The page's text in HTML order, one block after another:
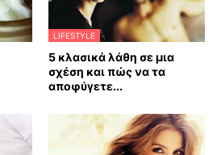
LIFESTYLE
5 κλασικά λάθη σε μια
σχέση και πώς να τα
αποφύγετε...